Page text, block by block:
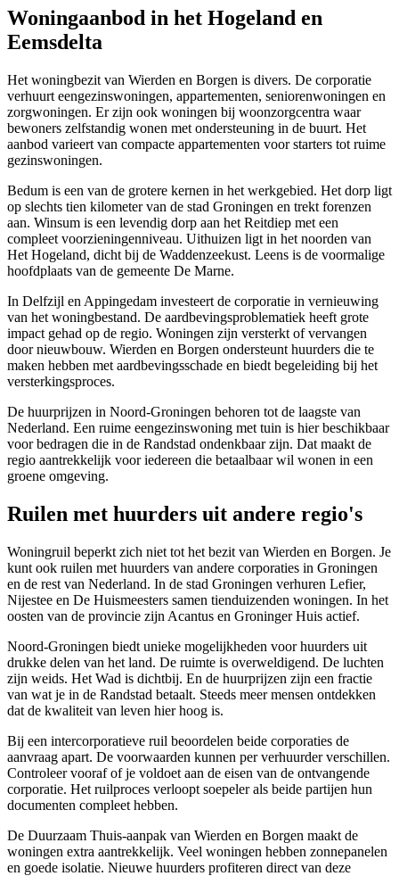
Woningaanbod in het Hogeland en
Eemsdelta
Het woningbezit van Wierden en Borgen is divers. De corporatie
verhuurt eengezinswoningen, appartementen, seniorenwoningen en
zorgwoningen. Er zijn ook woningen bij woonzorgcentra waar
bewoners zelfstandig wonen met ondersteuning in de buurt. Het
aanbod varieert van compacte appartementen voor starters tot ruime
gezinswoningen.
Bedum is een van de grotere kernen in het werkgebied. Het dorp ligt
op slechts tien kilometer van de stad Groningen en trekt forenzen
aan. Winsum is een levendig dorp aan het Reitdiep met een
compleet voorzieningenniveau. Uithuizen ligt in het noorden van
Het Hogeland, dicht bij de Waddenzeekust. Leens is de voormalige
hoofdplaats van de gemeente De Marne.
In Delfzijl en Appingedam investeert de corporatie in vernieuwing
van het woningbestand. De aardbevingsproblematiek heeft grote
impact gehad op de regio. Woningen zijn versterkt of vervangen
door nieuwbouw. Wierden en Borgen ondersteunt huurders die te
maken hebben met aardbevingsschade en biedt begeleiding bij het
versterkingsproces.
De huurprijzen in Noord-Groningen behoren tot de laagste van
Nederland. Een ruime eengezinswoning met tuin is hier beschikbaar
voor bedragen die in de Randstad ondenkbaar zijn. Dat maakt de
regio aantrekkelijk voor iedereen die betaalbaar wil wonen in een
groene omgeving.
Ruilen met huurders uit andere regio's
Woningruil beperkt zich niet tot het bezit van Wierden en Borgen. Je
kunt ook ruilen met huurders van andere corporaties in Groningen
en de rest van Nederland. In de stad Groningen verhuren Lefier,
Nijestee en De Huismeesters samen tienduizenden woningen. In het
oosten van de provincie zijn Acantus en Groninger Huis actief.
Noord-Groningen biedt unieke mogelijkheden voor huurders uit
drukke delen van het land. De ruimte is overweldigend. De luchten
zijn weids. Het Wad is dichtbij. En de huurprijzen zijn een fractie
van wat je in de Randstad betaalt. Steeds meer mensen ontdekken
dat de kwaliteit van leven hier hoog is.
Bij een intercorporatieve ruil beoordelen beide corporaties de
aanvraag apart. De voorwaarden kunnen per verhuurder verschillen.
Controleer vooraf of je voldoet aan de eisen van de ontvangende
corporatie. Het ruilproces verloopt soepeler als beide partijen hun
documenten compleet hebben.
De Duurzaam Thuis-aanpak van Wierden en Borgen maakt de
woningen extra aantrekkelijk. Veel woningen hebben zonnepanelen
en goede isolatie. Nieuwe huurders profiteren direct van deze